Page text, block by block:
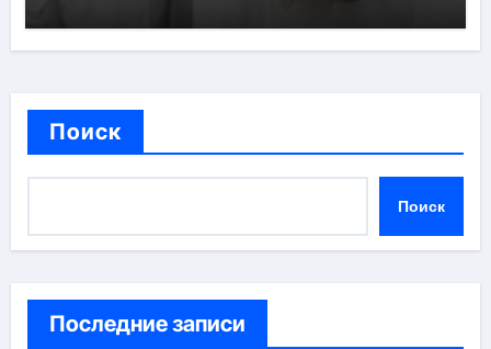
Поиск
Поиск
Последние записи